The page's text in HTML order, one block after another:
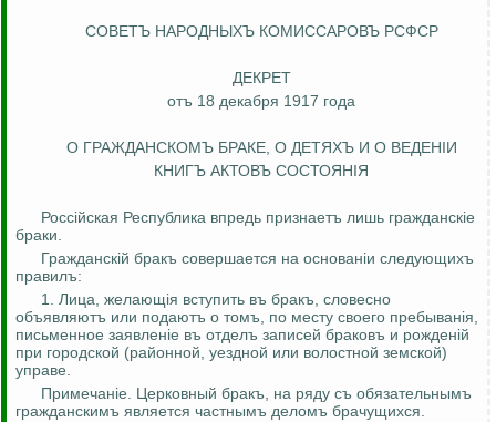
СОВЕТЪ НАРОДНЫХЪ КОМИССАРОВЪ РСФСР
ДЕКРЕТ
отъ 18 декабря 1917 года
О ГРАЖДАНСКОМЪ БРАКЕ, О ДЕТЯХЪ И О ВЕДЕНIИ
КНИГЪ АКТОВЪ СОСТОЯНIЯ
Россiйская Республика впредь признаетъ лишь гражданскiе
браки.
Гражданскiй бракъ совершается на основанiи следующихъ
правилъ:
1. Лица, желающiя вступить въ бракъ, словесно
объявляютъ или подаютъ о томъ, по месту своего пребыванiя,
письменное заявленiе въ отделъ записей браковъ и рожденiй
при городской (районной, уездной или волостной земской)
управе.
Примечанiе. Церковный бракъ, на ряду съ обязательнымъ
гражданскимъ является частнымъ деломъ брачущихся.